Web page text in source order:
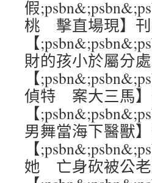
假
桃 擊直場現】
【
財的孩小於屬分
【
偵特 案大三馬】
【
男舞當海下醫獸
【
她 亡身砍被公老